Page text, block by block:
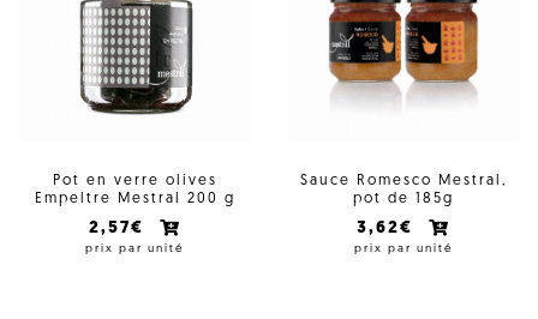
Pot en verre olives
Empeltre Mestral 200 g
2,57€
prix par unité
Sauce Romesco Mestral,
pot de 185g
3,62€
prix par unité